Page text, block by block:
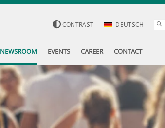
CONTRAST DEUTSCH
NEWSROOM EVENTS CAREER CONTACT